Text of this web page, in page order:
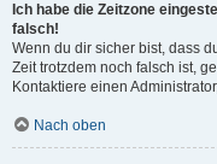
Ich habe die Zeitzone
falsch!
Wenn du dir sicher bist, dass
Zeit trotzdem noch falsch ist,
Kontaktiere einen
Nach oben